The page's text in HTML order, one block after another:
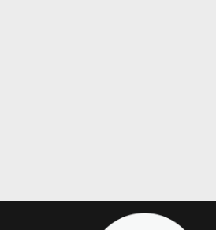
планування тренувальних
навантажень в дитячо-юнацькому